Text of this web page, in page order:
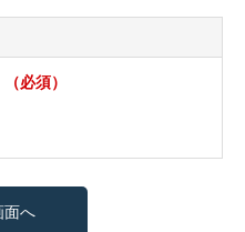
（必須）